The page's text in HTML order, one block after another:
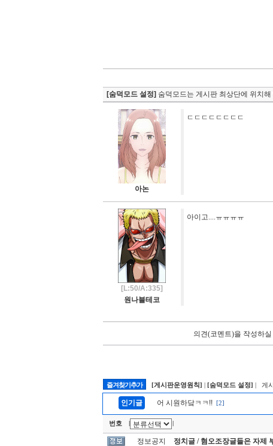
[숨덕모드 설정] 숨덕모드는 게시판 최상단에 위치
아논
ㄷㄷㄷㄷㄷㄷㄷㄷ
[L:50/A:335]
원나블테코
아이고....ㅠㅠㅠㅠ
의견(코멘트)을 작성하
즐겨찾기추가 [게시판운영원칙] | [숨덕모드 설정] | 게
인기글 어 시원하닼ㅋㅋ!! [2]
번호
정보공지 정치글 / 혐오조장글들은 자제